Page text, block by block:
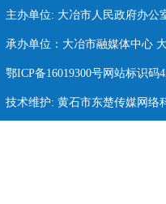
主办单位: 大冶市人民政府办公
承办单位：大冶市融媒体中心
鄂ICP备16019300号网站标识码
技术维护: 黄石市东楚传媒网络